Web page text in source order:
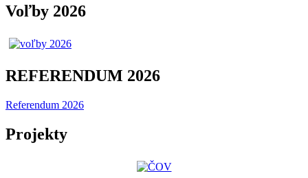
Voľby 2026
REFERENDUM 2026
Referendum 2026
Projekty